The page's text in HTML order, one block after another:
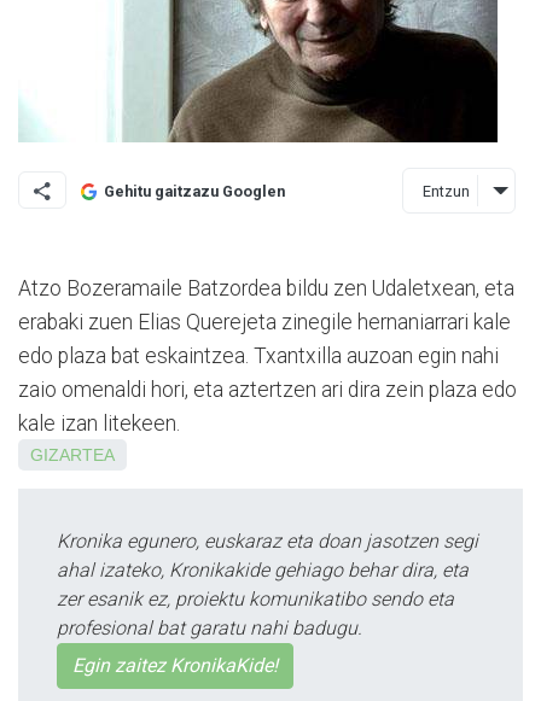
Gehitu gaitzazu Googlen Entzun
Atzo Bozeramaile Batzordea bildu zen Udaletxean, eta
erabaki zuen Elias Quere­jeta zinegile hernaniarrari kale
edo plaza bat eskain­tzea. Txantxilla auzoan egin nahi
zaio omenaldi hori, eta aztertzen ari dira zein plaza edo
kale izan litekeen.
GIZARTEA
Kronika egunero, euskaraz eta doan jasotzen segi
ahal izateko, Kronikakide gehiago behar dira, eta
zer esanik ez, proiektu komunikatibo sendo eta
profesional bat garatu nahi badugu.
Egin zaitez KronikaKide!